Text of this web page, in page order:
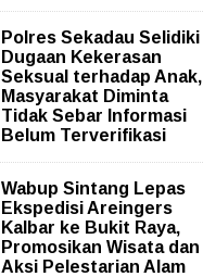
Polres Sekadau Selidiki
Dugaan Kekerasan
Seksual terhadap Anak,
Masyarakat Diminta
Tidak Sebar Informasi
Belum Terverifikasi
Wabup Sintang Lepas
Ekspedisi Areingers
Kalbar ke Bukit Raya,
Promosikan Wisata dan
Aksi Pelestarian Alam